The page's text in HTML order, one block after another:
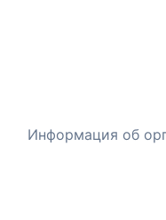
Информация об